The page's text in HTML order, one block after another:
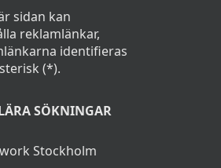
sidan kan
reklamlänkar,
identifieras
(*).
SÖKNINGAR
Stockholm